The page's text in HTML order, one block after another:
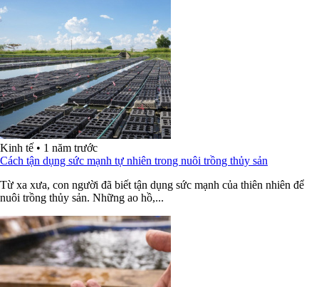
Kinh tế • 1 năm trước
Cách tận dụng sức mạnh tự nhiên trong nuôi trồng thủy sản
Từ xa xưa, con người đã biết tận dụng sức mạnh của thiên nhiên để
nuôi trồng thủy sản. Những ao hồ,...